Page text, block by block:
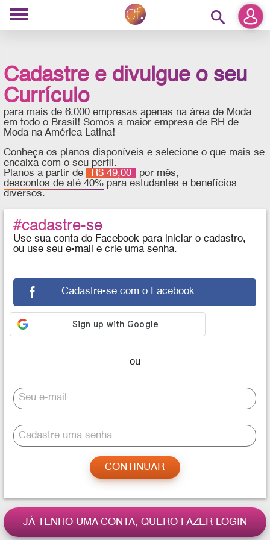
search
Cadastre e divulgue o seu
Currículo
para mais de 6.000 empresas apenas na área de Moda
em todo o Brasil! Somos a maior empresa de RH de
Moda na América Latina!
Conheça os planos disponíveis e selecione o que mais se
encaixa com o seu perfil.
Planos a partir de
R$ 49,00
por mês,
descontos de até 40% para estudantes e benefícios
diversos.
#cadastre-se
Use sua conta do Facebook para iniciar o cadastro,
ou use seu e-mail e crie uma senha.
Cadastre-se com o Facebook
Seu e-mail
Cadastre uma senha
JÁ TENHO UMA CONTA, QUERO FAZER LOGIN